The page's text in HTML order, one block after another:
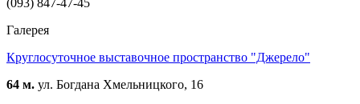
(093) 847-47-45
Галерея
Круглосуточное выставочное пространство "Джерело"
64 м. ул. Богдана Хмельницкого, 16